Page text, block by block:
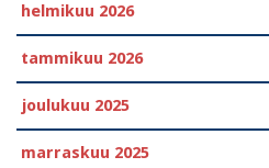
helmikuu 2026
tammikuu 2026
joulukuu 2025
marraskuu 2025